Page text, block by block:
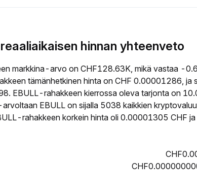
hinnan yhteenveto
markkina-arvo on CHF128.63K, mikä vastaa -
tämänhetkinen hinta on CHF 0.00001286, ja
EBULL-rahakkeen kierrossa oleva tarjonta on
EBULL on sijalla 5038 kaikkien
rahakkeen korkein hinta oli 0.00001305 CHF ja